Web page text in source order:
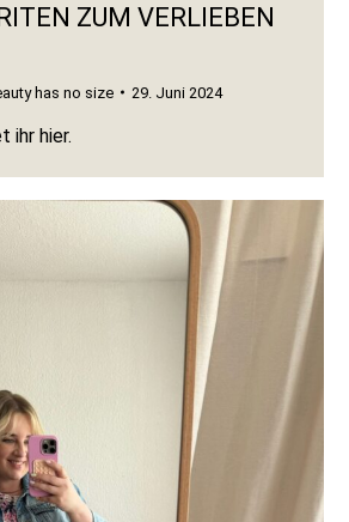
ZUM VERLIEBEN
has no size 29. Juni 2024
ihr hier.